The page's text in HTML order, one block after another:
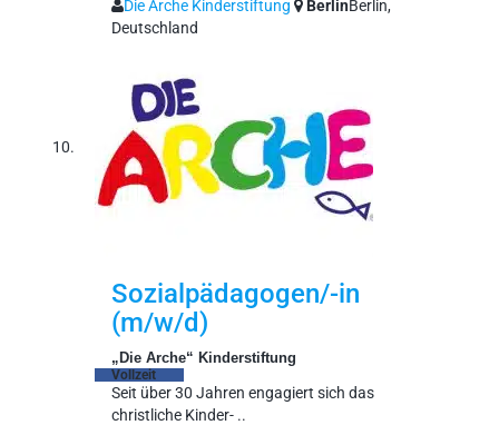
Die Arche Kinderstiftung
BerlinBerlin,
Deutschland
Sozialpädagogen/-in
(m/w/d)
„Die Arche“ Kinderstiftung
Vollzeit
Seit über 30 Jahren engagiert sich das
christliche Kinder- ..